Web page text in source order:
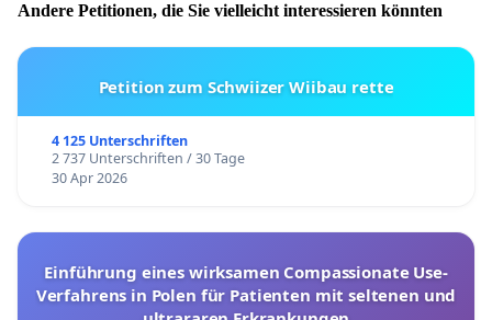
Andere Petitionen, die Sie vielleicht interessieren könnten
Petition zum Schwiizer Wiibau rette
4 125 Unterschriften
2 737 Unterschriften / 30 Tage
30 Apr 2026
Einführung eines wirksamen Compassionate Use-
Verfahrens in Polen für Patienten mit seltenen und